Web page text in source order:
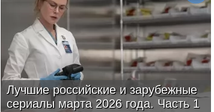
Лучшие российские и зарубежные
сериалы марта 2026 года. Часть 1